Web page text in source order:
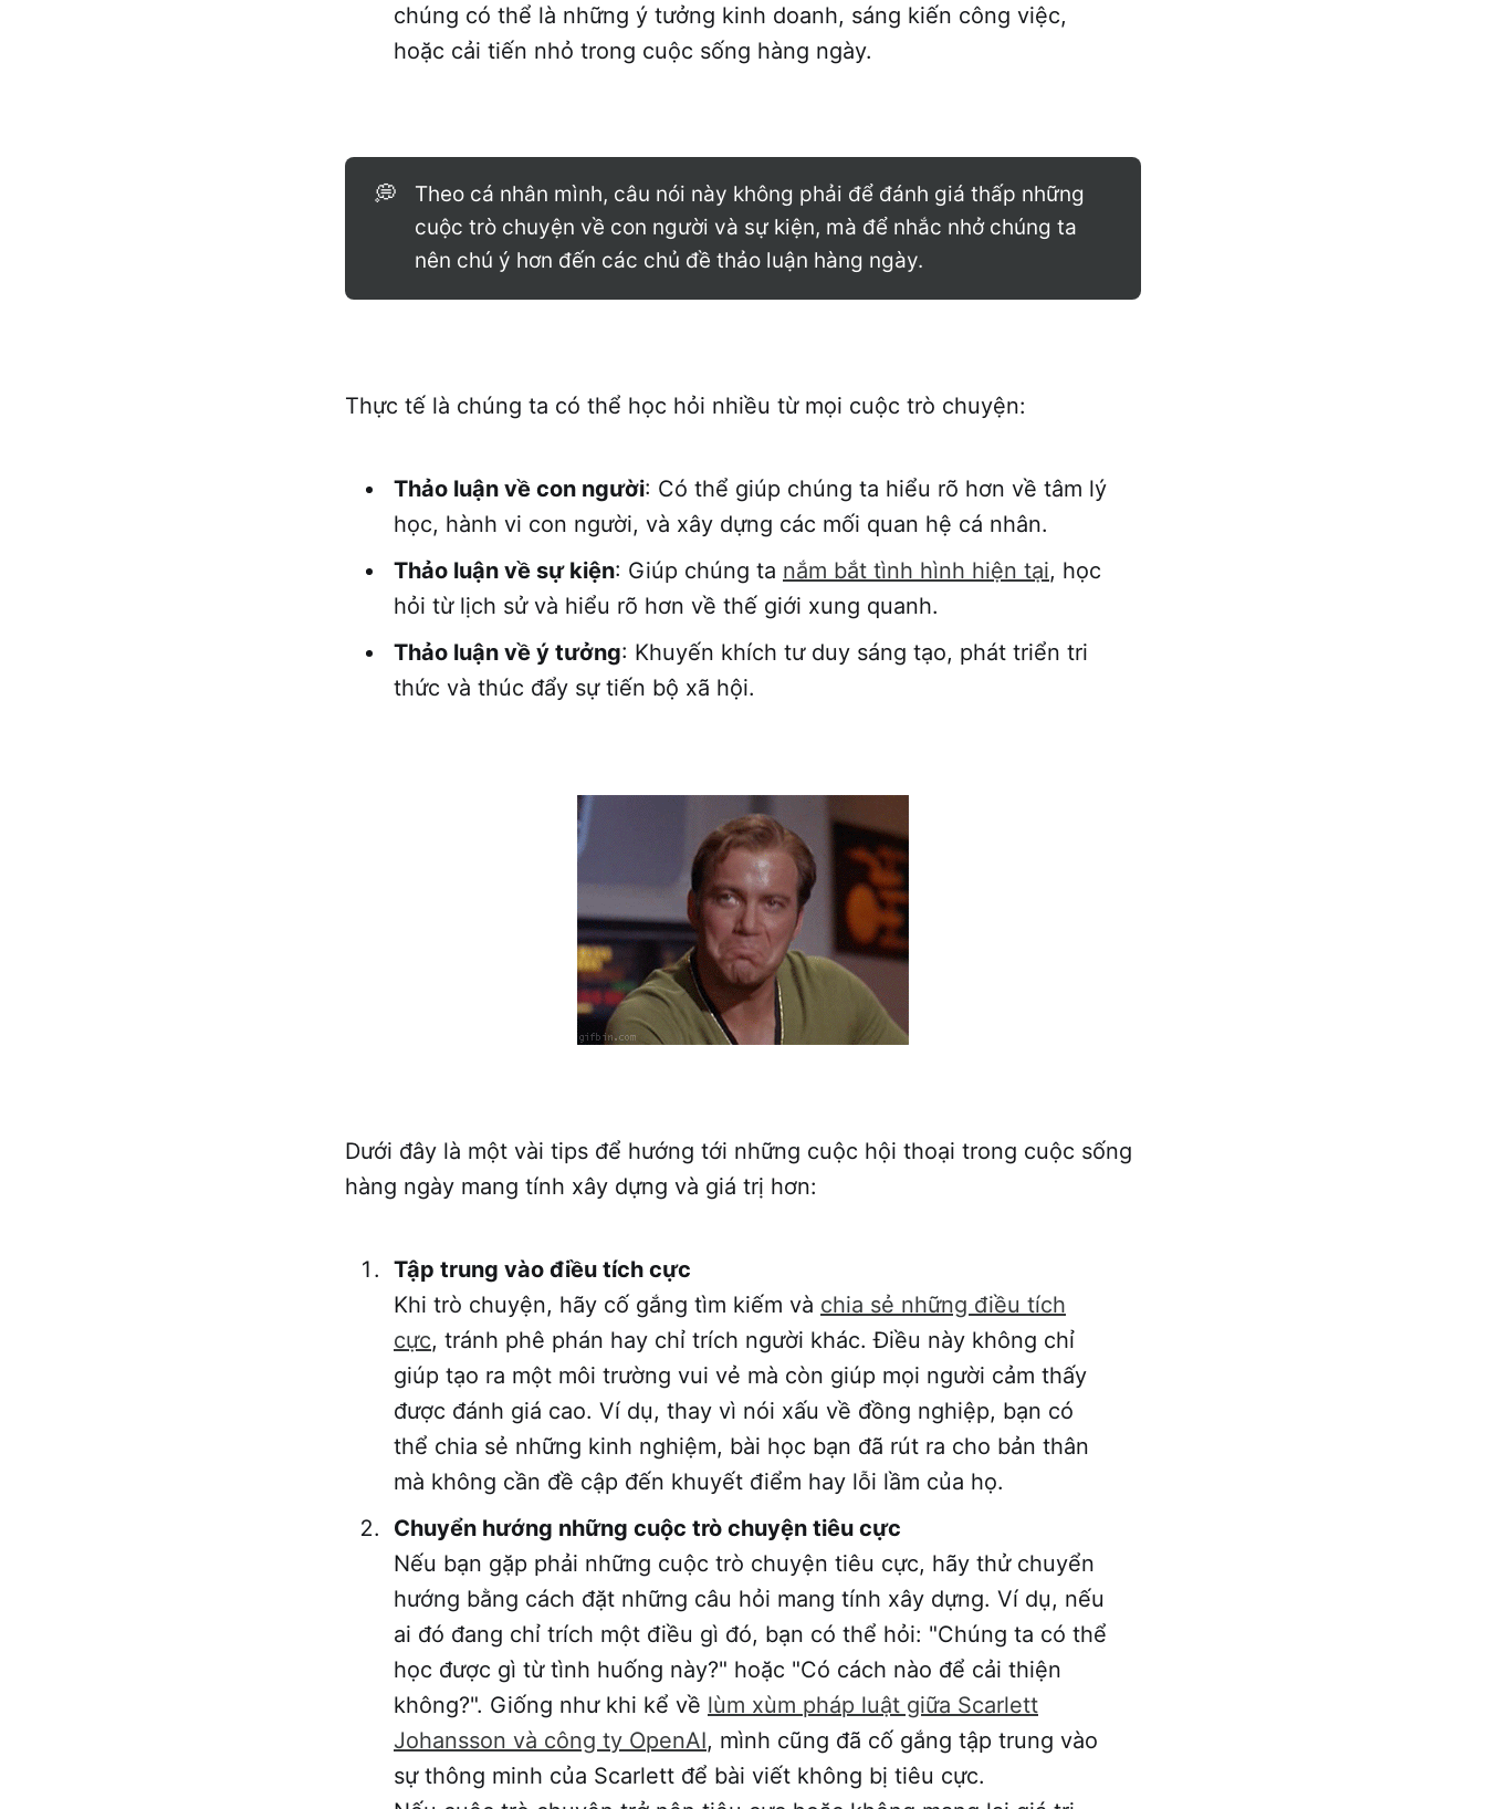
chúng có thể là những ý tưởng kinh doanh, sáng kiến công việc,
hoặc cải tiến nhỏ trong cuộc sống hàng ngày.
💭
Theo cá nhân mình, câu nói này không phải để đánh giá thấp những
cuộc trò chuyện về con người và sự kiện, mà để nhắc nhở chúng ta
nên chú ý hơn đến các chủ đề thảo luận hàng ngày.
Thực tế là chúng ta có thể học hỏi nhiều từ mọi cuộc trò chuyện:
Thảo luận về con người: Có thể giúp chúng ta hiểu rõ hơn về tâm lý
học, hành vi con người, và xây dựng các mối quan hệ cá nhân.
Thảo luận về sự kiện: Giúp chúng ta nắm bắt tình hình hiện tại, học
hỏi từ lịch sử và hiểu rõ hơn về thế giới xung quanh.
Thảo luận về ý tưởng: Khuyến khích tư duy sáng tạo, phát triển tri
thức và thúc đẩy sự tiến bộ xã hội.
Dưới đây là một vài tips để hướng tới những cuộc hội thoại trong cuộc sống
hàng ngày mang tính xây dựng và giá trị hơn:
Tập trung vào điều tích cực
Khi trò chuyện, hãy cố gắng tìm kiếm và chia sẻ những điều tích
cực, tránh phê phán hay chỉ trích người khác. Điều này không chỉ
giúp tạo ra một môi trường vui vẻ mà còn giúp mọi người cảm thấy
được đánh giá cao. Ví dụ, thay vì nói xấu về đồng nghiệp, bạn có
thể chia sẻ những kinh nghiệm, bài học bạn đã rút ra cho bản thân
mà không cần đề cập đến khuyết điểm hay lỗi lầm của họ.
Chuyển hướng những cuộc trò chuyện tiêu cực
Nếu bạn gặp phải những cuộc trò chuyện tiêu cực, hãy thử chuyển
hướng bằng cách đặt những câu hỏi mang tính xây dựng. Ví dụ, nếu
ai đó đang chỉ trích một điều gì đó, bạn có thể hỏi: "Chúng ta có thể
học được gì từ tình huống này?" hoặc "Có cách nào để cải thiện
không?". Giống như khi kể về lùm xùm pháp luật giữa Scarlett
Johansson và công ty OpenAI, mình cũng đã cố gắng tập trung vào
sự thông minh của Scarlett để bài viết không bị tiêu cực.